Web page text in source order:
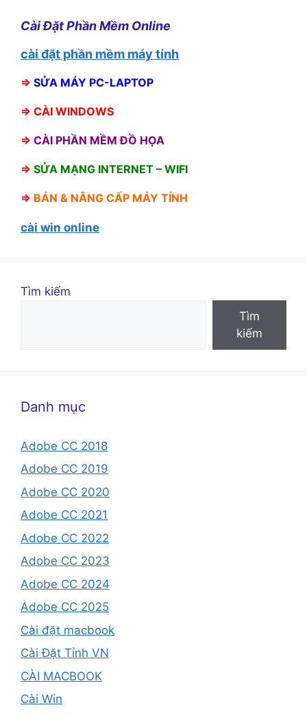
Cài Đặt Phần Mềm Online
cài đặt phần mềm máy tính
⇒ SỬA MÁY PC-LAPTOP
⇒ CÀI WINDOWS
⇒ CÀI PHẦN MỀM ĐỒ HỌA
⇒ SỬA MẠNG INTERNET – WIFI
⇒ BÁN & NÂNG CẤP MÁY TÍNH
cài win online
Tìm kiếm
Tìm
kiếm
Danh mục
Adobe CC 2018
Adobe CC 2019
Adobe CC 2020
Adobe CC 2021
Adobe CC 2022
Adobe CC 2023
Adobe CC 2024
Adobe CC 2025
Cài đặt macbook
Cài Đặt Tỉnh VN
CÀI MACBOOK
Cài Win